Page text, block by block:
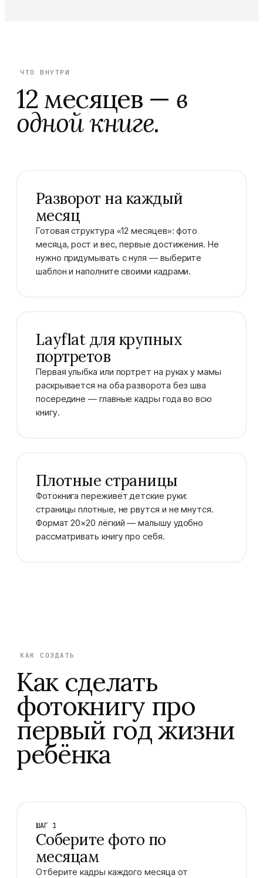
ЧТО ВНУТРИ
12 месяцев — в
одной книге.
Разворот на каждый
месяц
Готовая структура «12 месяцев»: фото
месяца, рост и вес, первые достижения. Не
нужно придумывать с нуля — выберите
шаблон и наполните своими кадрами.
Layflat для крупных
портретов
Первая улыбка или портрет на руках у мамы
раскрывается на оба разворота без шва
посередине — главные кадры года во всю
книгу.
Плотные страницы
Фотокнига переживёт детские руки:
страницы плотные, не рвутся и не мнутся.
Формат 20×20 лёгкий — малышу удобно
рассматривать книгу про себя.
КАК СОЗДАТЬ
Как сделать
фотокнигу про
первый год жизни
ребёнка
ШАГ 1
Соберите фото по
месяцам
Отберите кадры каждого месяца от